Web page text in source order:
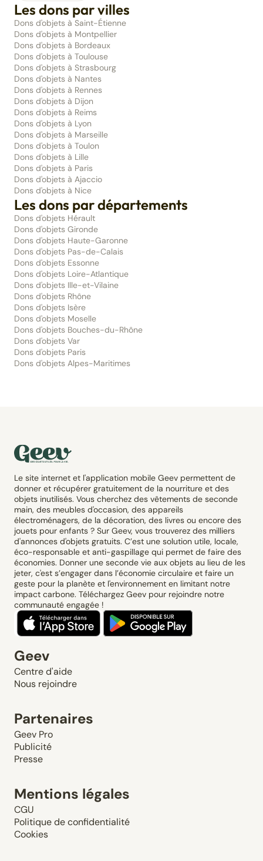
Les dons par villes
Dons d'objets à Saint-Étienne
Dons d'objets à Montpellier
Dons d'objets à Bordeaux
Dons d'objets à Toulouse
Dons d'objets à Strasbourg
Dons d'objets à Nantes
Dons d'objets à Rennes
Dons d'objets à Dijon
Dons d'objets à Reims
Dons d'objets à Lyon
Dons d'objets à Marseille
Dons d'objets à Toulon
Dons d'objets à Lille
Dons d'objets à Paris
Dons d'objets à Ajaccio
Dons d'objets à Nice
Les dons par départements
Dons d'objets Hérault
Dons d'objets Gironde
Dons d'objets Haute-Garonne
Dons d'objets Pas-de-Calais
Dons d'objets Essonne
Dons d'objets Loire-Atlantique
Dons d'objets Ille-et-Vilaine
Dons d'objets Rhône
Dons d'objets Isère
Dons d'objets Moselle
Dons d'objets Bouches-du-Rhône
Dons d'objets Var
Dons d'objets Paris
Dons d'objets Alpes-Maritimes
Le site internet et l'application mobile Geev permettent de
donner et récupérer gratuitement de la nourriture et des
objets inutilisés. Vous cherchez des vêtements de seconde
main, des meubles d'occasion, des appareils
électroménagers, de la décoration, des livres ou encore des
jouets pour enfants ? Sur Geev, vous trouverez des milliers
d'annonces d'objets gratuits. C’est une solution utile, locale,
éco-responsable et anti-gaspillage qui permet de faire des
économies. Donner une seconde vie aux objets au lieu de les
jeter, c'est s’engager dans l’économie circulaire et faire un
geste pour la planète et l'environnement en limitant notre
impact carbone. Téléchargez Geev pour rejoindre notre
communauté engagée !
Geev
Centre d'aide
Nous rejoindre
Partenaires
Geev Pro
Publicité
Presse
Mentions légales
CGU
Politique de confidentialité
Cookies